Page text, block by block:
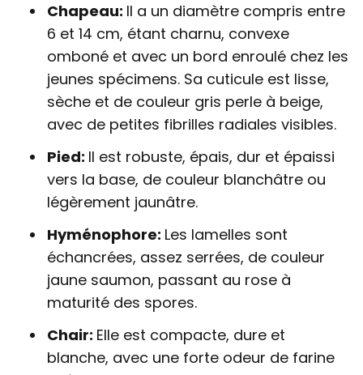
Chapeau: Il a un diamètre compris entre
6 et 14 cm, étant charnu, convexe
omboné et avec un bord enroulé chez les
jeunes spécimens. Sa cuticule est lisse,
sèche et de couleur gris perle à beige,
avec de petites fibrilles radiales visibles.
Pied: Il est robuste, épais, dur et épaissi
vers la base, de couleur blanchâtre ou
légèrement jaunâtre.
Hyménophore: Les lamelles sont
échancrées, assez serrées, de couleur
jaune saumon, passant au rose à
maturité des spores.
Chair: Elle est compacte, dure et
blanche, avec une forte odeur de farine